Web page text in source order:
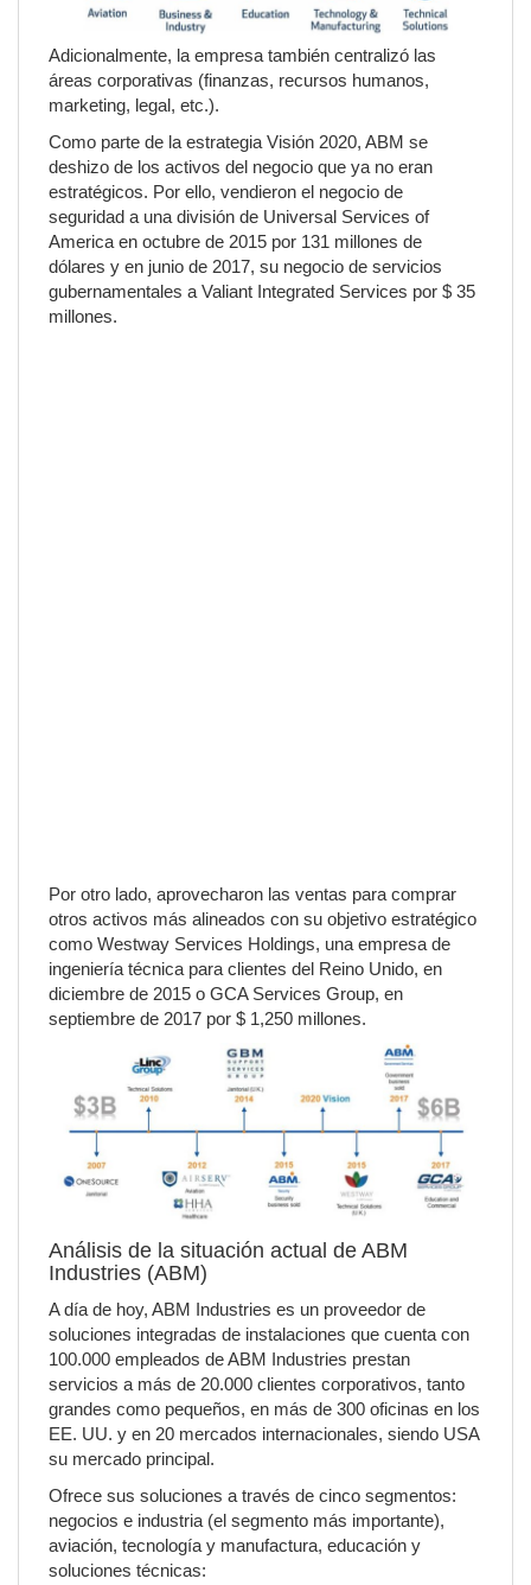
Adicionalmente, la empresa también centralizó las
áreas corporativas (finanzas, recursos humanos,
marketing, legal, etc.).
Como parte de la estrategia Visión 2020, ABM se
deshizo de los activos del negocio que ya no eran
estratégicos. Por ello, vendieron el negocio de
seguridad a una división de Universal Services of
America en octubre de 2015 por 131 millones de
dólares y en junio de 2017, su negocio de servicios
gubernamentales a Valiant Integrated Services por $ 35
millones.
Por otro lado, aprovecharon las ventas para comprar
otros activos más alineados con su objetivo estratégico
como Westway Services Holdings, una empresa de
ingeniería técnica para clientes del Reino Unido, en
diciembre de 2015 o GCA Services Group, en
septiembre de 2017 por $ 1,250 millones.
Análisis de la situación actual de ABM
Industries (ABM)
A día de hoy, ABM Industries es un proveedor de
soluciones integradas de instalaciones que cuenta con
100.000 empleados de ABM Industries prestan
servicios a más de 20.000 clientes corporativos, tanto
grandes como pequeños, en más de 300 oficinas en los
EE. UU. y en 20 mercados internacionales, siendo USA
su mercado principal.
Ofrece sus soluciones a través de cinco segmentos:
negocios e industria (el segmento más importante),
aviación, tecnología y manufactura, educación y
soluciones técnicas: